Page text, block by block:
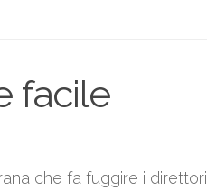
facile
che fa fuggire i direttori